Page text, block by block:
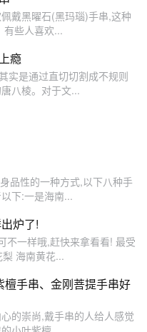
戴黑曜石(黑玛瑙)手串,这种
有些人喜欢...
瘾
实是通过直切切割成不规则
八棱。对于文...
品性的一种方式,以下八种手
下:一是海南...
炉了!
不一样哦,赶快来拿看看! 最受
海南黄花...
手串、金刚菩提手串好
的崇尚,戴手串的人给人感觉